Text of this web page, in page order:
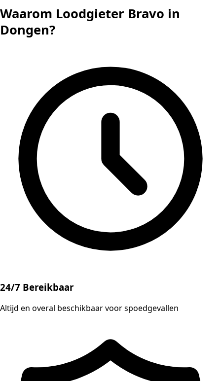
Waarom Loodgieter Bravo in
Dongen?
24/7 Bereikbaar
Altijd en overal beschikbaar voor spoedgevallen